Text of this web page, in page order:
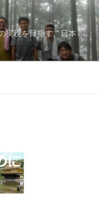
実現を目指す、日本